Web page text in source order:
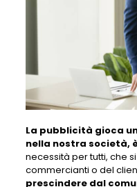
La pubblicità gioca
nella nostra società,
necessità per tutti, che
commercianti o del
prescindere dal